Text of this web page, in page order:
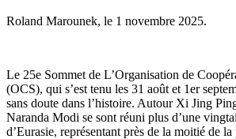
Roland Marounek, le 1 novembre 2025.
Le 25e Sommet de L’Organisation de
(OCS), qui s’est tenu les 31 août et 1er
sans doute dans l’histoire. Autour Xi Jing
Naranda Modi se sont réuni plus d’une
d’Eurasie, représentant près de la moitié de